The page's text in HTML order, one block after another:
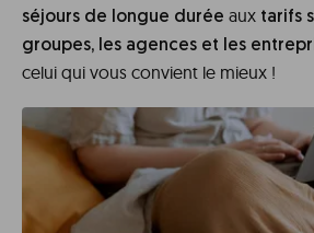
séjours de longue durée aux tarifs
groupes, les agences et les
celui qui vous convient le mieux !